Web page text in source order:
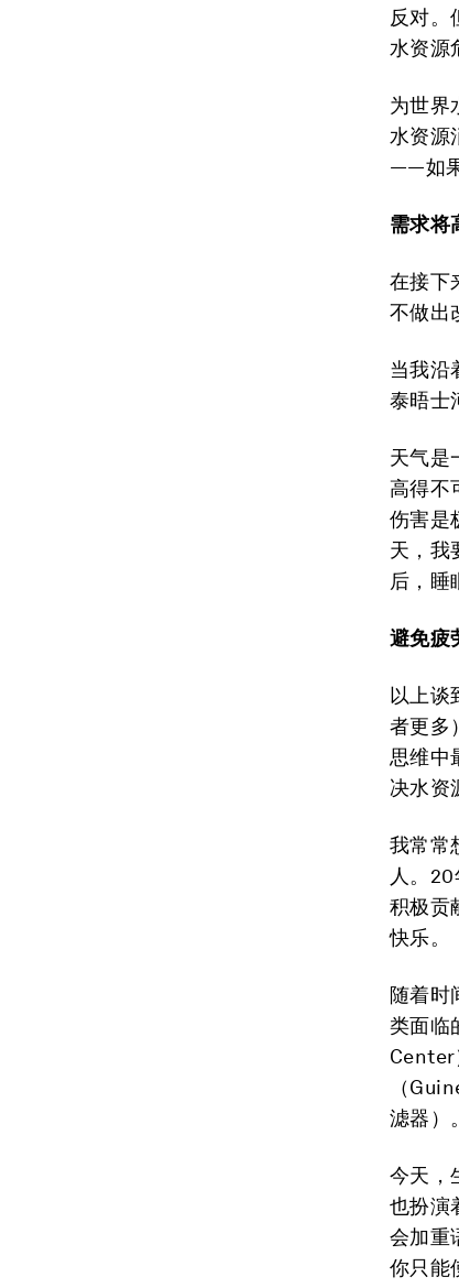
反对。
水资源
为世界
水资源
——如果
需求将
在接下
不做出
当我沿
泰晤士
天气是
高得不
伤害是
天，我
后，睡
避免疲
以上谈
者更多
思维中
决水资
我常常
人。
积极贡
快乐。
随着时
类面临
Center
（
滤器）
今天，
也扮演
会加重
你只能